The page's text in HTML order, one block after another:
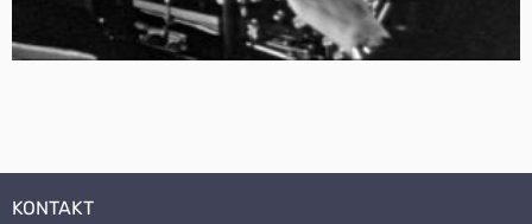
KONTAKT